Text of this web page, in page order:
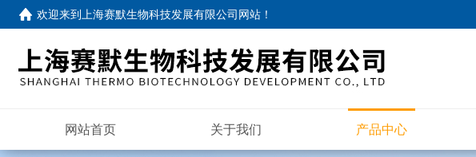
欢迎来到 上海赛默生物科技发展有限公司网站 ！
网站首页 关于我们 产品中心